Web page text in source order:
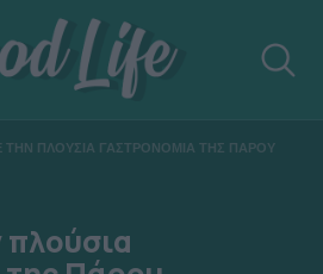
ΤΗΝ ΠΛΟΥΣΙΑ ΓΑΣΤΡΟΝΟΜΙΑ ΤΗΣ ΠΑΡΟΥ
πλούσια